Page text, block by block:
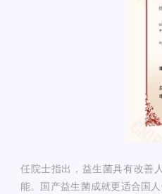
任院士指出，益生菌具有改善
能。国产益生菌成就更适合国